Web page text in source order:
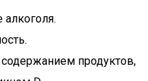
продуктов,